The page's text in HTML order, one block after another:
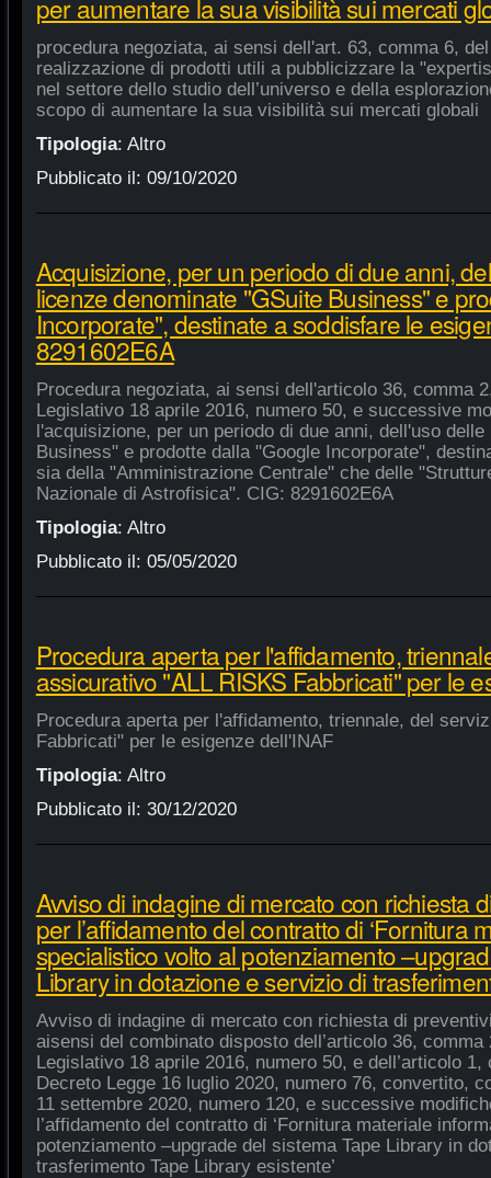
per aumentare la sua visibilità sui mercati
procedura negoziata, ai sensi dell'art. 63, comma 6,
realizzazione di prodotti utili a pubblicizzare la
nel settore dello studio dell’universo e della
scopo di aumentare la sua visibilità sui mercati globali
Tipologia: Altro
Pubblicato il: 09/10/2020
Acquisizione, per un periodo di due anni,
licenze denominate "GSuite Business" e
Incorporate", destinate a soddisfare le
8291602E6A
Procedura negoziata, ai sensi dell'articolo 36, comma
Legislativo 18 aprile 2016, numero 50, e successive
l'acquisizione, per un periodo di due anni, dell'uso
Business" e prodotte dalla "Google Incorporate",
sia della "Amministrazione Centrale" che delle
Nazionale di Astrofisica". CIG: 8291602E6A
Tipologia: Altro
Pubblicato il: 05/05/2020
Procedura aperta per l'affidamento,
assicurativo "ALL RISKS Fabbricati" per le
Procedura aperta per l'affidamento, triennale, del
Fabbricati" per le esigenze dell'INAF
Tipologia: Altro
Pubblicato il: 30/12/2020
Avviso di indagine di mercato con richiesta
per l’affidamento del contratto di ‘Fornitura
specialistico volto al potenziamento
Library in dotazione e servizio di
Avviso di indagine di mercato con richiesta di
aisensi del combinato disposto dell’articolo 36,
Legislativo 18 aprile 2016, numero 50, e dell’articolo
Decreto Legge 16 luglio 2020, numero 76, convertito,
11 settembre 2020, numero 120, e successive
l’affidamento del contratto di ‘Fornitura materiale
potenziamento –upgrade del sistema Tape Library in
trasferimento Tape Library esistente’